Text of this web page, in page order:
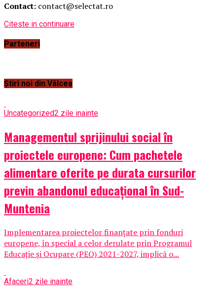
Contact: contact@selectat.ro
Citeste in continuare
Parteneri
Știri noi din Vâlcea
Uncategorized2 zile inainte
Managementul sprijinului social în
proiectele europene: Cum pachetele
alimentare oferite pe durata cursurilor
previn abandonul educațional în Sud-
Muntenia
Implementarea proiectelor finanțate prin fonduri
europene, în special a celor derulate prin Programul
Educație și Ocupare (PEO) 2021-2027, implică o...
Afaceri2 zile inainte